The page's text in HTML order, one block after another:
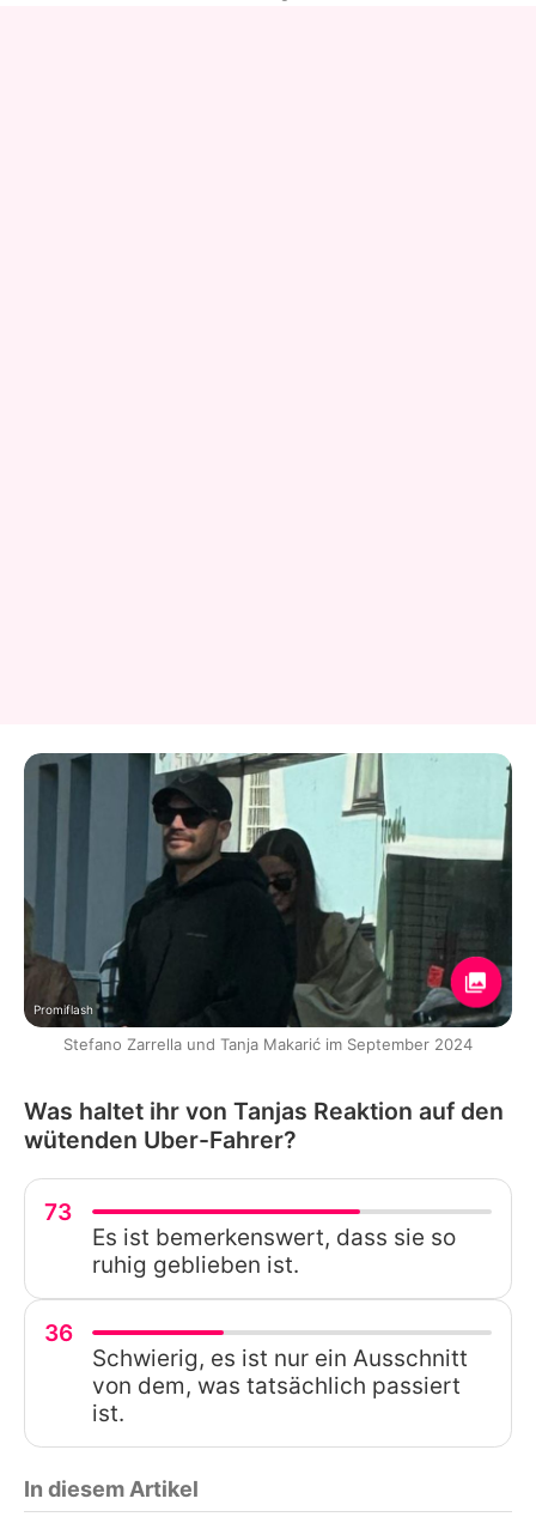
Promiflash
Stefano Zarrella und Tanja Makarić im September 2024
Was haltet ihr von Tanjas Reaktion auf den
wütenden Uber-Fahrer?
73
Es ist bemerkenswert, dass sie so
ruhig geblieben ist.
36
Schwierig, es ist nur ein Ausschnitt
von dem, was tatsächlich passiert
ist.
In diesem Artikel